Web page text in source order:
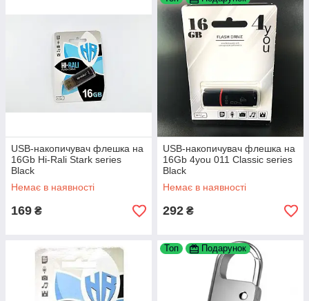
USB-накопичувач флешка на
16Gb Hi-Rali Stark series
Black
Немає в наявності
169 ₴
USB-накопичувач флешка на
16Gb 4you 011 Сlassic series
Black
Немає в наявності
292 ₴
Топ Подарунок